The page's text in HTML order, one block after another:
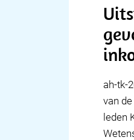
ah-tk-
van
leden